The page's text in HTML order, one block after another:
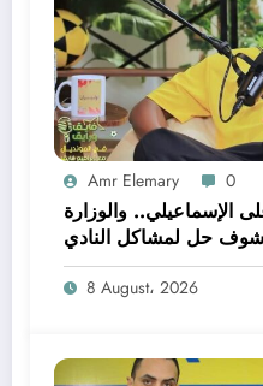
Amr Elemary 0
الإسماعيلي.. والوزارة
حل لمشاكل النادي
8 August، 2026